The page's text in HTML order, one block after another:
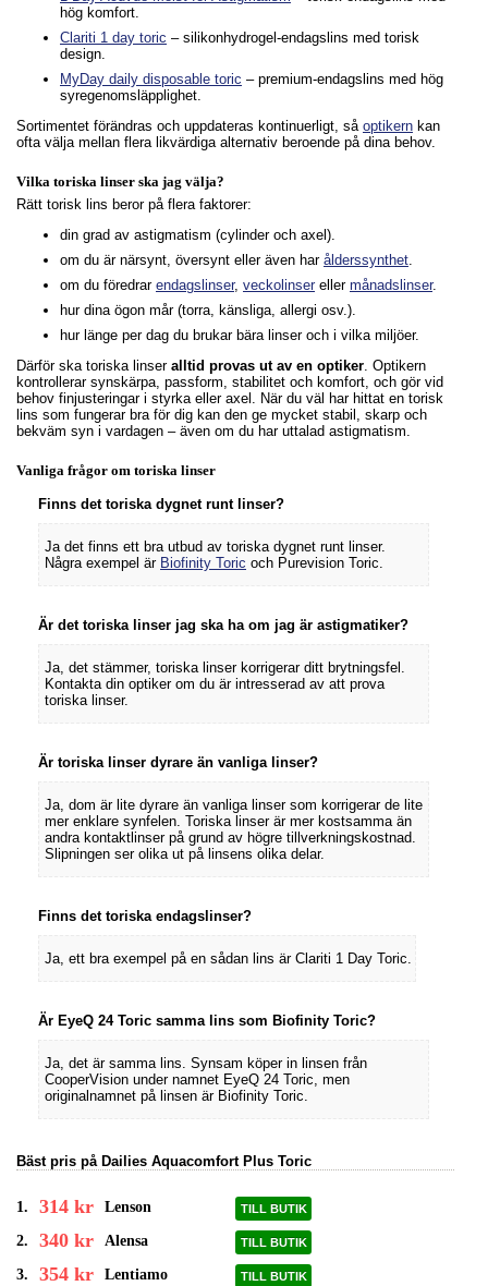
hög komfort.
Clariti 1 day toric – silikonhydrogel-endagslins med torisk
design.
MyDay daily disposable toric – premium-endagslins med hög
syregenomsläpplighet.
Sortimentet förändras och uppdateras kontinuerligt, så optikern kan
ofta välja mellan flera likvärdiga alternativ beroende på dina behov.
Vilka toriska linser ska jag välja?
Rätt torisk lins beror på flera faktorer:
din grad av astigmatism (cylinder och axel).
om du är närsynt, översynt eller även har ålderssynthet.
om du föredrar endagslinser, veckolinsereller månadslinser.
hur dina ögon mår (torra, känsliga, allergi osv.).
hur länge per dag du brukar bära linser och i vilka miljöer.
Därför ska toriska linser alltid provas ut av en optiker. Optikern
kontrollerar synskärpa, passform, stabilitet och komfort, och gör vid
behov finjusteringar i styrka eller axel. När du väl har hittat en torisk
lins som fungerar bra för dig kan den ge mycket stabil, skarp och
bekväm syn i vardagen – även om du har uttalad astigmatism.
Vanliga frågor om toriska linser
Finns det toriska dygnet runt linser?
Ja det finns ett bra utbud av toriska dygnet runt linser.
Några exempel är Biofinity Toric och Purevision Toric.
Är det toriska linser jag ska ha om jag är astigmatiker?
Ja, det stämmer, toriska linser korrigerar ditt brytningsfel.
Kontakta din optiker om du är intresserad av att prova
toriska linser.
Är toriska linser dyrare än vanliga linser?
Ja, dom är lite dyrare än vanliga linser som korrigerar de lite
mer enklare synfelen. Toriska linser är mer kostsamma än
andra kontaktlinser på grund av högre tillverkningskostnad.
Slipningen ser olika ut på linsens olika delar.
Finns det toriska endagslinser?
Ja, ett bra exempel på en sådan lins är Clariti 1 Day Toric.
Är EyeQ 24 Toric samma lins som Biofinity Toric?
Ja, det är samma lins. Synsam köper in linsen från
CooperVision under namnet EyeQ 24 Toric, men
originalnamnet på linsen är Biofinity Toric.
Bäst pris på Dailies Aquacomfort Plus Toric
1. 314 kr Lenson TILL BUTIK
2. 340 kr Alensa TILL BUTIK
3. 354 kr Lentiamo TILL BUTIK